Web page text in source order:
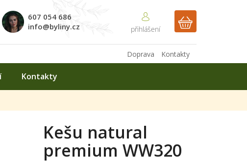
607 054 686
info@byliny.cz
NÁKUPNÍ
Kontakty
Doprava
Kontakty
Kešu natural
premium WW320